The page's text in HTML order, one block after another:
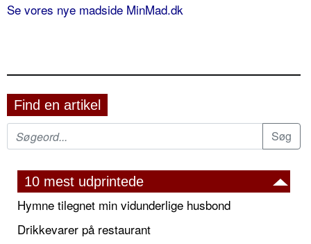
Se vores nye madside MinMad.dk
Find en artikel
10 mest udprintede
Hymne tilegnet min vidunderlige husbond
Drikkevarer på restaurant